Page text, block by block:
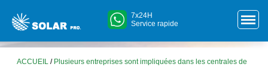
7x24H
Service rapide
ACCUEIL / Plusieurs entreprises sont impliquées dans les centrales de